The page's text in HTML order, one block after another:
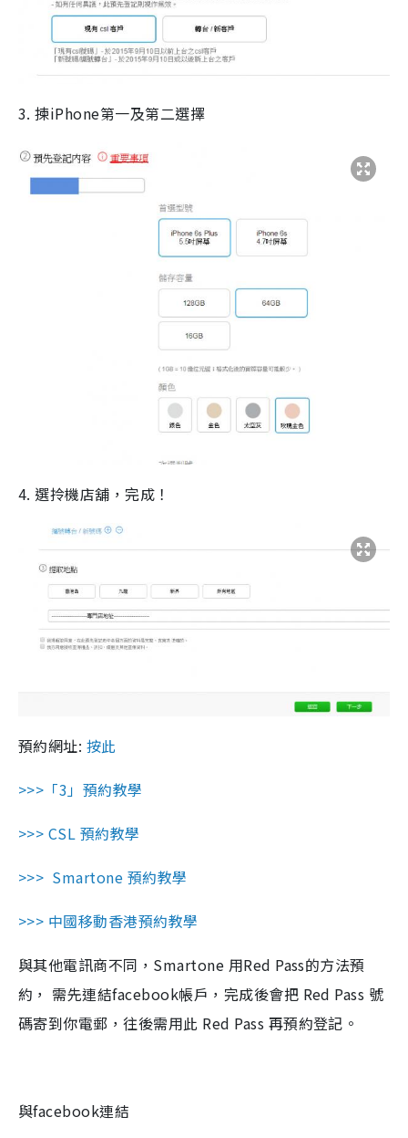
3. 揀iPhone第一及第二選擇
4. 選拎機店舖，完成！
預約網址: 按此
>>>「3」預約教學
>>> CSL 預約教學
>>> Smartone 預約教學
>>> 中國移動香港預約教學
與其他電訊商不同，Smartone 用Red Pass的方法預
約， 需先連結facebook帳戶，完成後會把 Red Pass 號
碼寄到你電郵，往後需用此 Red Pass 再預約登記。
與facebook連結